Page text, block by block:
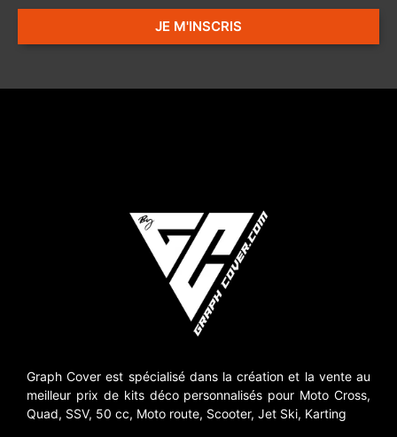
JE M'INSCRIS
Graph Cover est spécialisé dans la création et la vente au
meilleur prix de kits déco personnalisés pour Moto Cross,
Quad, SSV, 50 cc, Moto route, Scooter, Jet Ski, Karting